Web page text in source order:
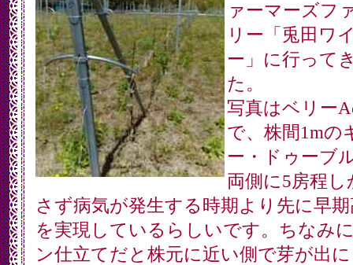
ァーマーズフ
リー「兎田ワ
ー」に行って
た。
写真はベリー
で、株間1mの
ー・ドゥーブ
両側に5房程し
さず病気が発生する時期より先に早
を実現しているらしいです。ちなみ
ン仕立てだと株元に近い側で芽が出